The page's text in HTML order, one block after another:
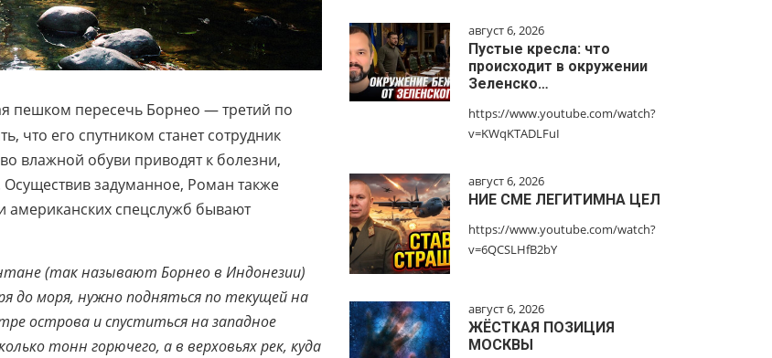
пешком пересечь Борнео — третий по
что его спутником станет сотрудник
влажной обуви приводят к болезни,
задуманное, Роман также
американских спецслужб бывают
(так называют Борнео в Индонезии)
до моря, нужно подняться по текущей на
острова и спуститься на западное
тонн горючего, а в верховьях рек, куда
август 6, 2026
Пустые кресла: что
происходит в окружении
Зеленско…
https://www.youtube.com/watch?
v=KWqKTADLFuI
август 6, 2026
НИЕ СМЕ ЛЕГИТИМНА ЦЕЛ
https://www.youtube.com/watch?
v=6QCSLHfB2bY
август 6, 2026
ЖЁСТКАЯ ПОЗИЦИЯ
МОСКВЫ